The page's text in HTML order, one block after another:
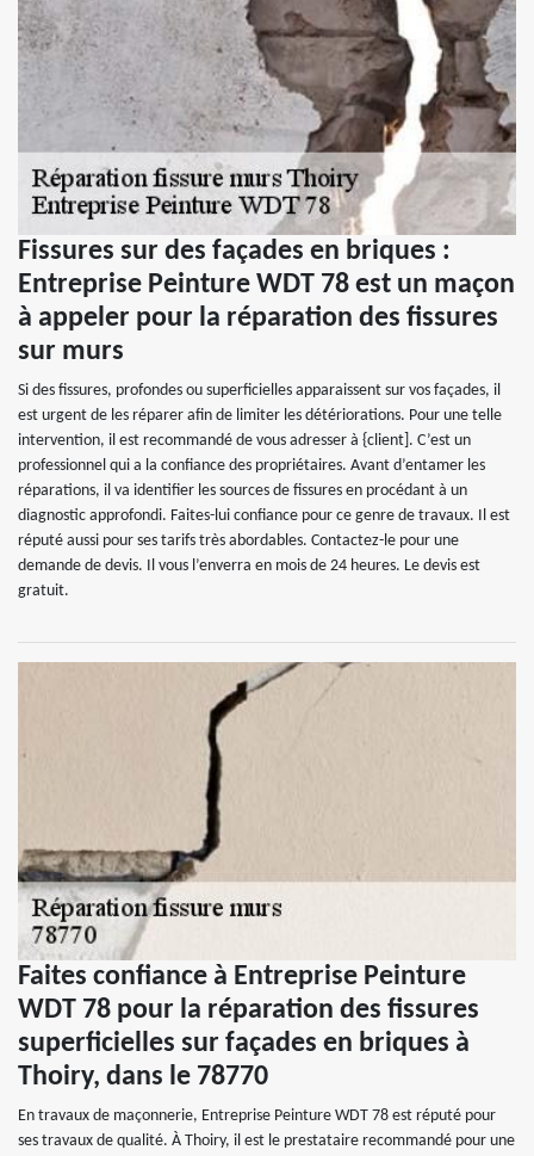
Fissures sur des façades en briques :
Entreprise Peinture WDT 78 est un maçon
à appeler pour la réparation des fissures
sur murs
Si des fissures, profondes ou superficielles apparaissent sur vos façades, il
est urgent de les réparer afin de limiter les détériorations. Pour une telle
intervention, il est recommandé de vous adresser à {client]. C’est un
professionnel qui a la confiance des propriétaires. Avant d’entamer les
réparations, il va identifier les sources de fissures en procédant à un
diagnostic approfondi. Faites-lui confiance pour ce genre de travaux. Il est
réputé aussi pour ses tarifs très abordables. Contactez-le pour une
demande de devis. Il vous l’enverra en mois de 24 heures. Le devis est
gratuit.
Faites confiance à Entreprise Peinture
WDT 78 pour la réparation des fissures
superficielles sur façades en briques à
Thoiry, dans le 78770
En travaux de maçonnerie, Entreprise Peinture WDT 78 est réputé pour
ses travaux de qualité. À Thoiry, il est le prestataire recommandé pour une